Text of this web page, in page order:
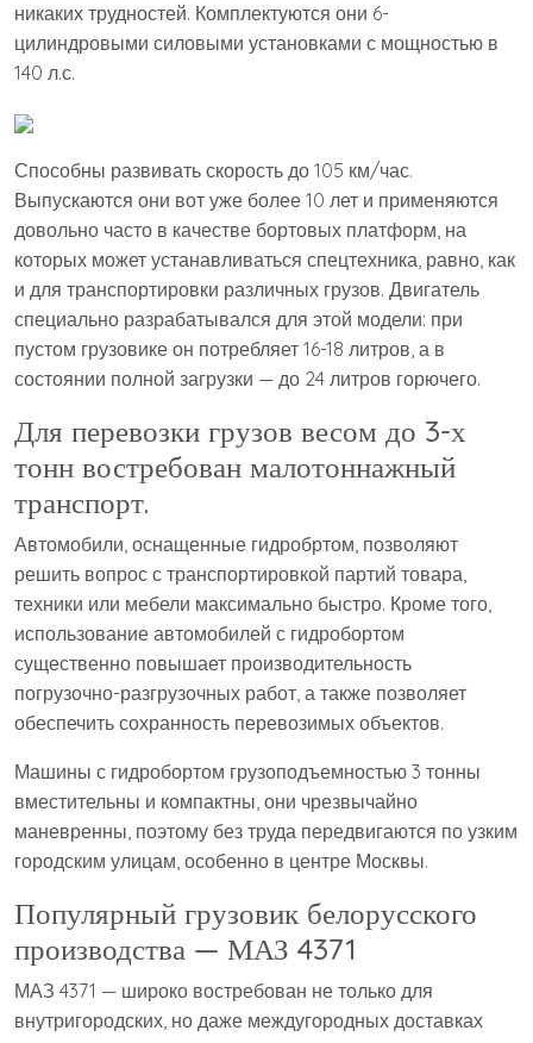
никаких трудностей. Комплектуются они 6-
цилиндровыми силовыми установками с мощностью в
140 л.с.
Способны развивать скорость до 105 км/час.
Выпускаются они вот уже более 10 лет и применяются
довольно часто в качестве бортовых платформ, на
которых может устанавливаться спецтехника, равно, как
и для транспортировки различных грузов. Двигатель
специально разрабатывался для этой модели: при
пустом грузовике он потребляет 16-18 литров, а в
состоянии полной загрузки — до 24 литров горючего.
Для перевозки грузов весом до 3-х
тонн востребован малотоннажный
транспорт.
Автомобили, оснащенные гидробртом, позволяют
решить вопрос с транспортировкой партий товара,
техники или мебели максимально быстро. Кроме того,
использование автомобилей с гидробортом
существенно повышает производительность
погрузочно-разгрузочных работ, а также позволяет
обеспечить сохранность перевозимых объектов.
Машины с гидробортом грузоподъемностью 3 тонны
вместительны и компактны, они чрезвычайно
маневренны, поэтому без труда передвигаются по узким
городским улицам, особенно в центре Москвы.
Популярный грузовик белорусского
производства — МАЗ 4371
МАЗ 4371 — широко востребован не только для
внутригородских, но даже междугородных доставках